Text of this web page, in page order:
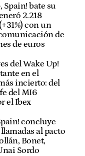
Spain! bate su
2.218
con un
de
de euros
del Wake Up!
en el
incierto: del
del MI6
el Ibex
concluye
al pacto
Bonet,
Sordo